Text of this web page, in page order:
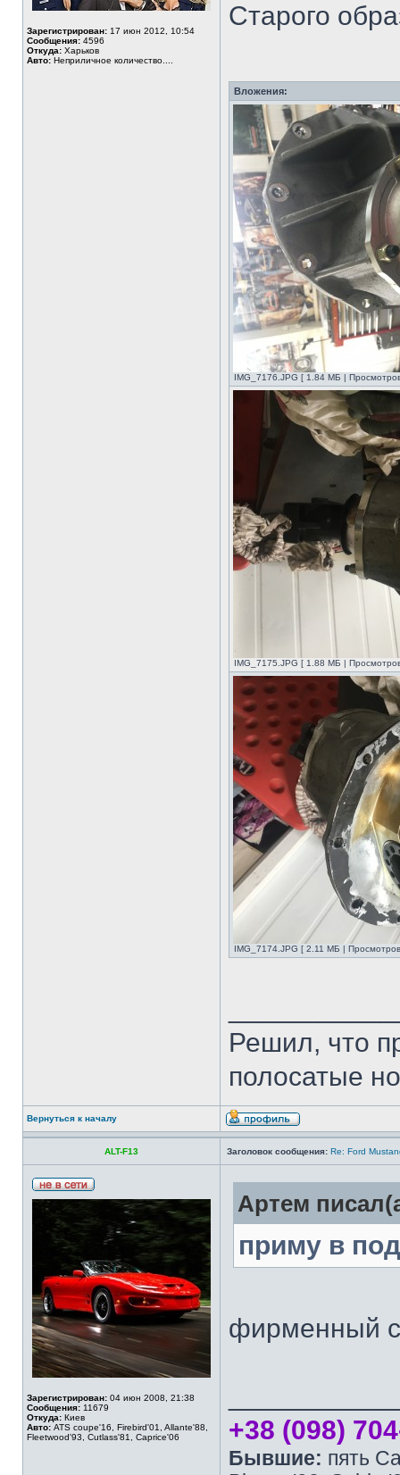
Зарегистрирован: 17 июн 2012, 10:54
Сообщения: 4596
Откуда: Харьков
Авто: Неприличное количество....
Старого
Вложения:
IMG_7176.JPG [ 1.84 МБ |
IMG_7175.JPG [ 1.88 МБ |
IMG_7174.JPG [ 2.11 МБ |
Решил, что
полосатые
Вернуться к началу
ALT-F13 Заголовок сообщения: Re: Ford
Зарегистрирован: 04 июн 2008, 21:38
Сообщения: 11679
Откуда: Киев
Авто: ATS coupe'16, Firebird'01, Allante'88,
Fleetwood'93, Cutlass'81, Caprice'06
Артем
приму в
фирменный
+38 (098)
Бывшие: пять